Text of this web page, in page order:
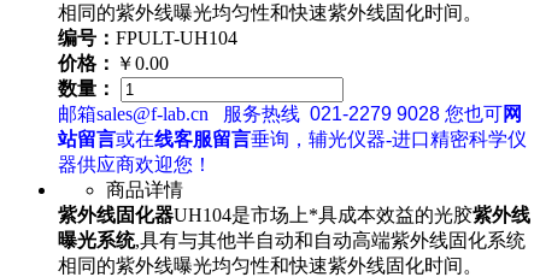
相同的紫外线曝光均匀性和快速紫外线固化时间。
编号： FPULT-UH104
价格： ￥0.00
数量：
邮箱sales@f-lab.cn
服务热线 021-2279 9028 您也可网
站留言或在线客服留言垂询，辅光仪器-进口精密科学仪
器供应商欢迎您！
商品详情
紫外线固化器UH104是市场上*具成本效益的光胶紫外线
曝光系统,具有与其他半自动和自动高端紫外线固化系统
相同的紫外线曝光均匀性和快速紫外线固化时间。